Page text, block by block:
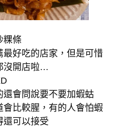
粿條
好吃的店家，但是可惜
沒開店啦…
還會問說要不要加蝦蛄
比較腥，有的人會怕蝦
還可以接受